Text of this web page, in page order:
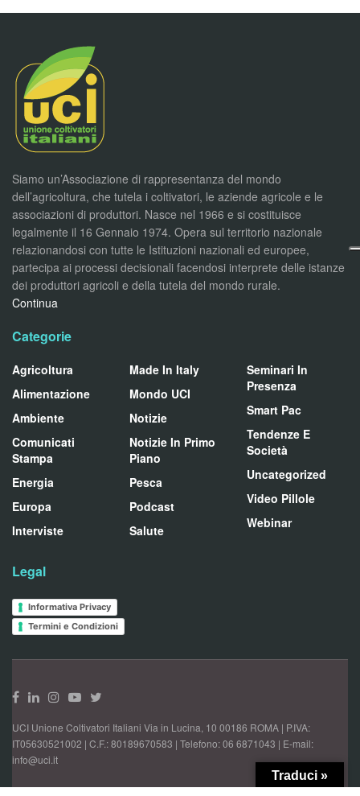
Siamo un’Associazione di rappresentanza del mondo
dell’agricoltura, che tutela i coltivatori, le aziende agricole e le
associazioni di produttori. Nasce nel 1966 e si costituisce
legalmente il 16 Gennaio 1974. Opera sul territorio nazionale
relazionandosi con tutte le Istituzioni nazionali ed europee,
partecipa ai processi decisionali facendosi interprete delle istanze
dei produttori agricoli e della tutela del mondo rurale.
Continua
Categorie
Agricoltura
Alimentazione
Ambiente
Comunicati
Stampa
Energia
Europa
Interviste
Made In Italy
Mondo UCI
Notizie
Notizie In Primo
Piano
Pesca
Podcast
Salute
Seminari In
Presenza
Smart Pac
Tendenze E
Società
Uncategorized
Video Pillole
Webinar
Legal
Informativa Privacy
Termini e Condizioni
UCI Unione Coltivatori Italiani Via in Lucina, 10 00186 ROMA | P.IVA:
IT05630521002 | C.F.: 80189670583 | Telefono: 06 6871043 | E-mail:
info@uci.it
Traduci »